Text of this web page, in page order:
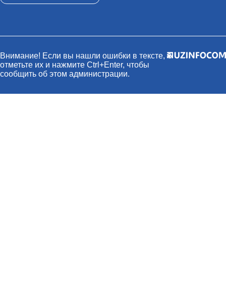
Внимание! Если вы нашли ошибки в тексте,
отметьте их и нажмите Ctrl+Enter, чтобы
сообщить об этом администрации.